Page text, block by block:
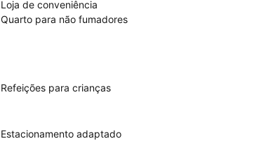
Loja de conveniência
Quarto para não fumadores
Refeições para crianças
Estacionamento adaptado